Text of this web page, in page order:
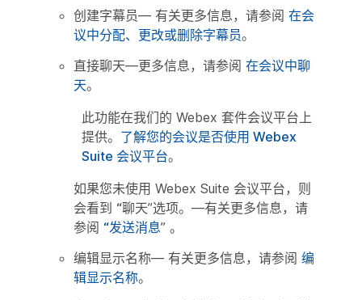
创建字幕员— 有关更多信息，请参阅 在会
议中分配、更改或删除字幕员。
直接聊天—更多信息，请参阅 在会议中聊
天。
此功能在我们的 Webex 套件会议平台上
提供。 了解您的会议是否使用 Webex
Suite 会议平台。
如果您未使用 Webex Suite 会议平台，则
会看到 “聊天”选项。—有关更多信息，请
参阅 “发送消息” 。
编辑显示名称— 有关更多信息，请参阅 编
辑显示名称。